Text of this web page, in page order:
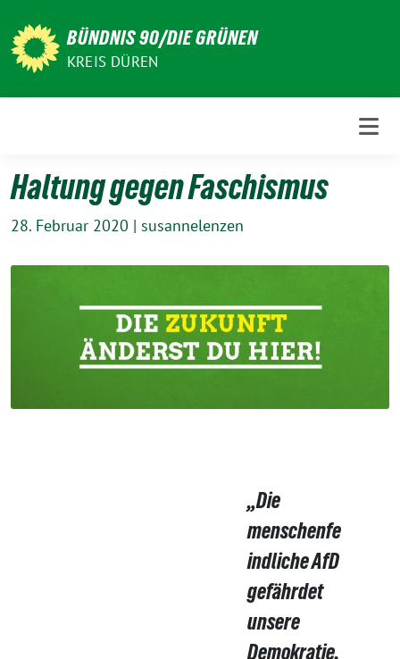
zum
Inhalt
BÜNDNIS 90/DIE GRÜNEN
KREIS DÜREN
Haltung gegen Faschismus
28. Februar 2020 | susannelenzen
„Die
menschenfe
indliche AfD
gefährdet
unsere
Demokratie.